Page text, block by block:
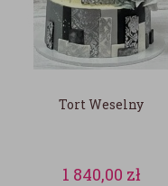
Tort Weselny
1 840,00 zł